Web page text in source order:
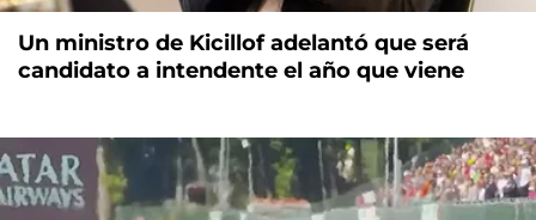
Un ministro de Kicillof adelantó que será
candidato a intendente el año que viene